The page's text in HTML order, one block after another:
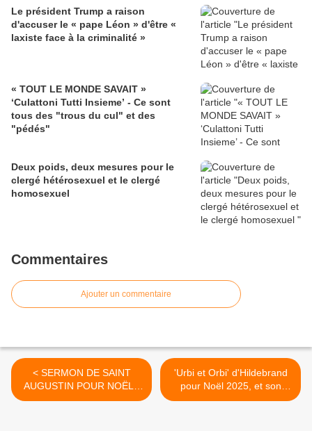
Le président Trump a raison
d'accuser le « pape Léon » d'être «
laxiste face à la criminalité »
« TOUT LE MONDE SAVAIT »
‘Culattoni Tutti Insieme’ - Ce sont
tous des "trous du cul" et des
"pédés"
Deux poids, deux mesures pour le
clergé hétérosexuel et le clergé
homosexuel
Commentaires
Ajouter un commentaire
< SERMON DE SAINT
AUGUSTIN POUR NOËL -
Éveille-toi
'Urbi et Orbi' d'Hildebrand
pour Noël 2025, et son
programme de réforme de